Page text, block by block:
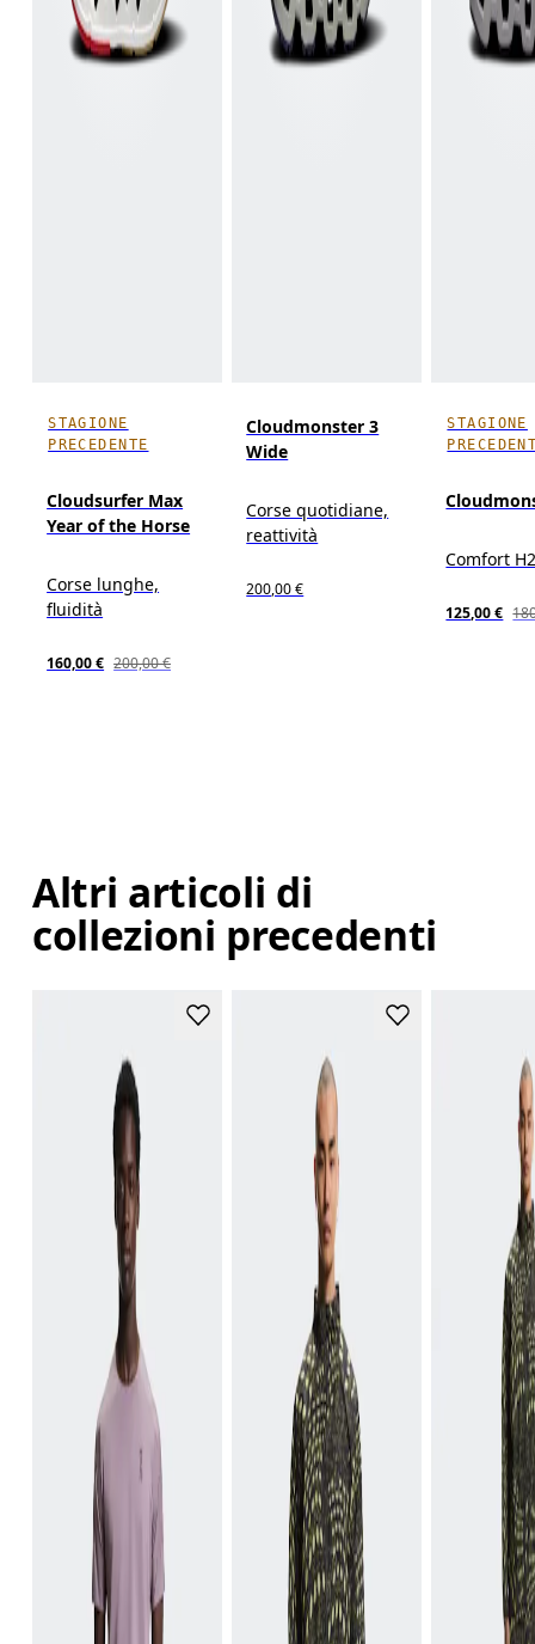
STAGIONE
PRECEDENTE
Cloudsurfer Max
Year of the Horse
Corse lunghe,
fluidità
160,00 € 200,00 €
Cloudmonster 3
Wide
Corse quotidiane,
reattività
200,00 €
STAGIONE
Comfort
125,00 €
Altri articoli di
collezioni precedenti